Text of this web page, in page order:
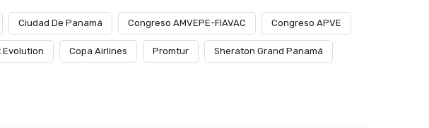
Ciudad De Panamá Congreso AMVEPE-FIAVAC Congreso APVE
Evolution Copa Airlines Promtur Sheraton Grand Panamá